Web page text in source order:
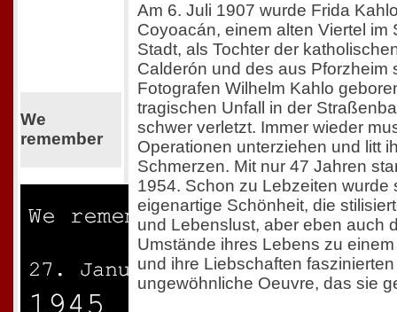
We
remember
Am 6. Juli 1907 wurde Frida
Coyoacán, einem alten Viertel im
Stadt, als Tochter der
Calderón und des aus Pforzheim
Fotografen Wilhelm Kahlo
tragischen Unfall in der
schwer verletzt. Immer wieder
Operationen unterziehen und litt
Schmerzen. Mit nur 47 Jahren
1954. Schon zu Lebzeiten wurde
eigenartige Schönheit, die
und Lebenslust, aber eben auch
Umstände ihres Lebens zu
und ihre Liebschaften
ungewöhnliche Oeuvre, das sie